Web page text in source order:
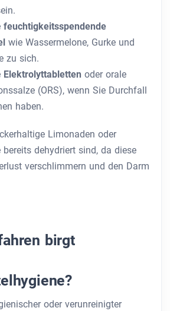
feuchtigkeitsspendende
wie Wassermelone, Gurke und
zu sich.
Elektrolyttabletten oder orale
(ORS), wenn Sie Durchfall
haben.
Limonaden oder
dehydriert sind, da diese
verschlimmern und den Darm
birgt
oder verunreinigter